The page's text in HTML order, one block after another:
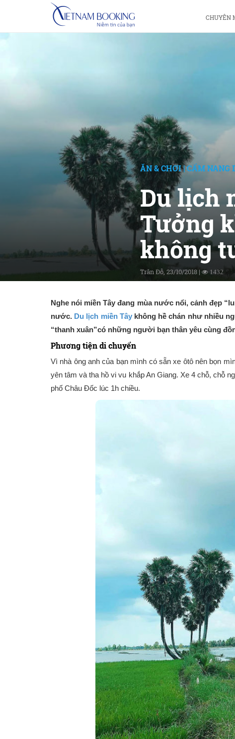
CHUYÊN
ĂN & CHƠI|CẨM NANG
Du lịch
Tưởng
không
Trân Đỗ, 23/10/2018 | 1432
Nghe nói miền Tây đang mùa nước nổi, cảnh đẹp
nước. Du lịch miền Tâykhông hề chán như nhiều
“thanh xuân”có những người bạn thân yêu cùng
Phương tiện di chuyển
Vì nhà ông anh của bạn mình có sẵn xe ôtô nên bọn
yên tâm và tha hồ vi vu khắp An Giang. Xe 4 chỗ, chỗ
phố Châu Đốc lúc 1h chiều.